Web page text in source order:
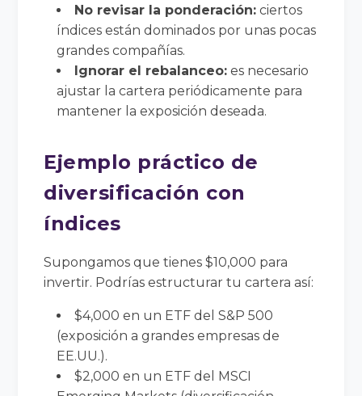
No revisar la ponderación: ciertos
índices están dominados por unas pocas
grandes compañías.
Ignorar el rebalanceo: es necesario
ajustar la cartera periódicamente para
mantener la exposición deseada.
Ejemplo práctico de
diversificación con
índices
Supongamos que tienes $10,000 para
invertir. Podrías estructurar tu cartera así:
$4,000 en un ETF del S&P 500
(exposición a grandes empresas de
EE.UU.).
$2,000 en un ETF del MSCI